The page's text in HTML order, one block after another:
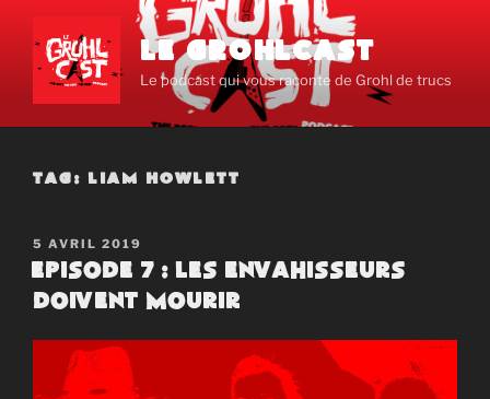
contenu
principal
LE GROHLCAST
Le podcast qui vous raconte de Grohl de trucs
TAG: LIAM HOWLETT
PUBLIÉ
LE
5 AVRIL 2019
Episode 7 : Les envahisseurs
doivent mourir